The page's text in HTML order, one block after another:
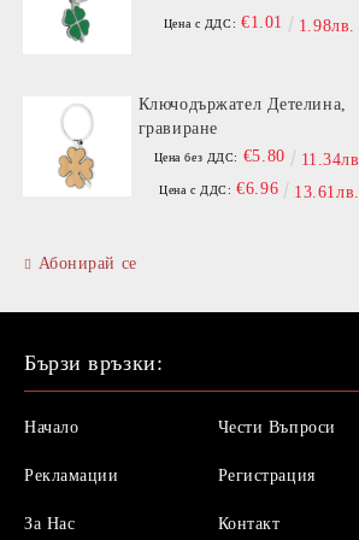
Цена с ДДС: €1.01 1.98лв.
Ключодържател Детелина,
гравиране
Цена без ДДС: €5.80 11.34лв.
Цена с ДДС: €6.96 13.61лв.
Абонирай се
Бързи връзки:
Начало
Рекламации
За Нас
Чести Въпроси
Регистрация
Контакт